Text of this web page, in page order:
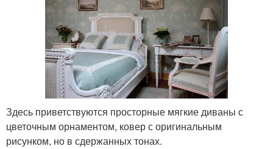
Здесь приветствуются просторные мягкие диваны с
цветочным орнаментом, ковер с оригинальным
рисунком, но в сдержанных тонах.